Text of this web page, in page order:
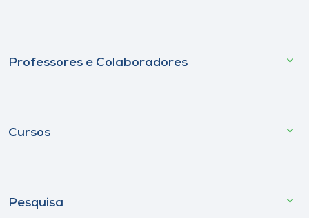
Professores e Colaboradores
Cursos
Pesquisa